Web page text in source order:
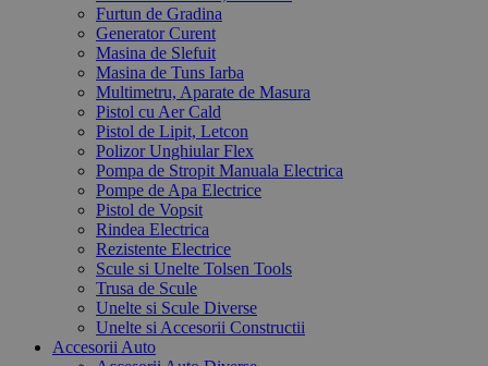
Furtun de Gradina
Generator Curent
Masina de Slefuit
Masina de Tuns Iarba
Multimetru, Aparate de Masura
Pistol cu Aer Cald
Pistol de Lipit, Letcon
Polizor Unghiular Flex
Pompa de Stropit Manuala Electrica
Pompe de Apa Electrice
Pistol de Vopsit
Rindea Electrica
Rezistente Electrice
Scule si Unelte Tolsen Tools
Trusa de Scule
Unelte si Scule Diverse
Unelte si Accesorii Constructii
Accesorii Auto